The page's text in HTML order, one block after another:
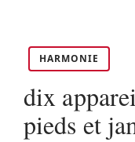
HARMONIE
dix
pieds et